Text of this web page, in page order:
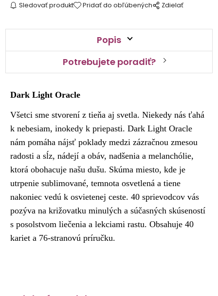
Sledovať produkt Pridať do obľúbených Zdielať
Popis
Potrebujete poradiť?
Dark Light Oracle
Všetci sme stvorení z tieňa aj svetla. Niekedy nás ťahá
k nebesiam, inokedy k priepasti. Dark Light Oracle
nám pomáha nájsť poklady medzi zázračnou zmesou
radosti a sĺz, nádejí a obáv, nadšenia a melanchólie,
ktorá obohacuje našu dušu. Skúma miesto, kde je
utrpenie sublimované, temnota osvetlená a tiene
nakoniec vedú k osvietenej ceste. 40 sprievodcov vás
pozýva na križovatku minulých a súčasných skúseností
s posolstvom liečenia a lekciami rastu. Obsahuje 40
kariet a 76-stranovú príručku.